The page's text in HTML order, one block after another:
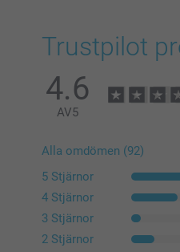
Trustpilot
4.6
AV5
Alla omdömen (92)
5 Stjärnor
4 Stjärnor
3 Stjärnor
2 Stjärnor